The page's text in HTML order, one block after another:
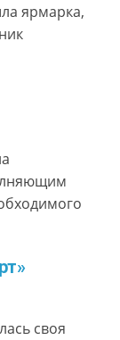
ярмарка,
своя